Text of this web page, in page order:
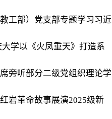
工部）党支部专题学习习近
大学以《火凤重天》打造系
旁听部分二级党组织理论学
岩革命故事展演2025级新